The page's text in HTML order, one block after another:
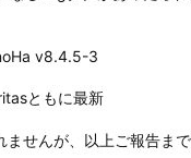
v8.4.5-3
ともに最新
せんが、以上ご報告まで